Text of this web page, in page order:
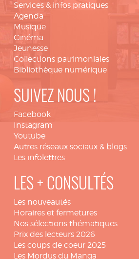
Services & infos pratiques
Agenda
Musique
Cinéma
Jeunesse
Collections patrimoniales
Bibliothèque numérique
SUIVEZ NOUS !
Facebook
Instagram
Youtube
Autres réseaux sociaux & blogs
Les infolettres
LES + CONSULTÉS
Les nouveautés
Horaires et fermetures
Nos sélections thématiques
Prix des lecteurs 2026
Les coups de coeur 2025
Les Mordus du Manga